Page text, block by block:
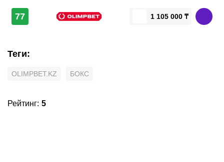
77 1 105 000 ₸
Теги:
OLIMPBET.KZ БОКС
Рейтинг: 5